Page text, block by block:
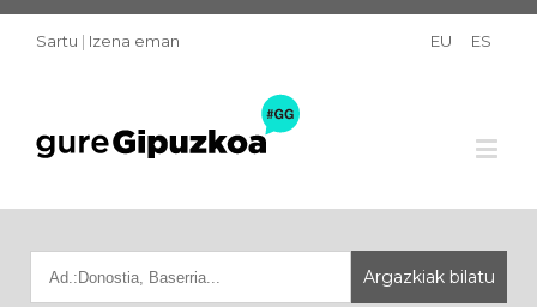
Sartu | Izena eman EU ES